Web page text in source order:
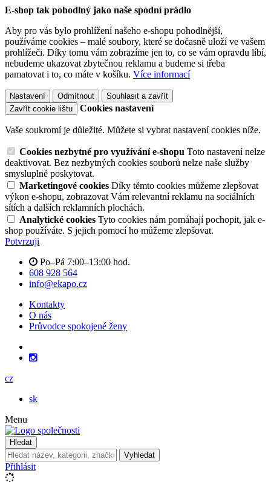
E-shop tak pohodlný jako naše spodní prádlo
Aby pro vás bylo prohlížení našeho e-shopu pohodlnější,
používáme cookies – malé soubory, které se dočasně uloží ve vašem
prohlížeči. Díky tomu vám zobrazíme jen to, co se vám opravdu líbí,
nebudeme ukazovat zbytečnou reklamu a budeme si třeba
pamatovat i to, co máte v košíku. Více informací
Nastavení Odmítnout
Souhlasit a zavřít
Zavřít cookie lištu
Cookies nastavení
Vaše soukromí je důležité. Můžete si vybrat nastavení cookies níže.
Cookies nezbytné pro využívání e-shopu Toto nastavení nelze
deaktivovat. Bez nezbytných cookies souborů nelze naše služby
smysluplně poskytovat.
Marketingové cookies Díky těmto cookies můžeme zlepšovat
výkon e-shopu, zobrazovat Vám relevantní reklamu na sociálních
sítích a dalších reklamních plochách.
Analytické cookies Tyto cookies nám pomáhají pochopit, jak e-
shop používáte. S jejich pomocí ho můžeme zlepšovat.
Potvrzuji
Po–Pá 7:00–13:00 hod.
608 928 564
info@ekapo.cz
Kontakty
O nás
Průvodce spokojené ženy
cz
sk
Menu
Hledat
Vyhledat
Přihlásit